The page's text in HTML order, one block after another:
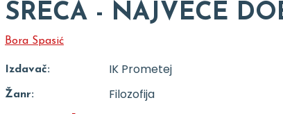
SREĆA - NAJVEĆE
Bora Spasić
Izdavač: IK Prometej
Žanr: Filozofija